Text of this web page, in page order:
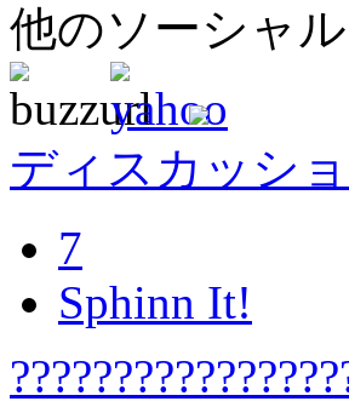
他のソーシャ
ディスカッシ
7
Sphinn It!